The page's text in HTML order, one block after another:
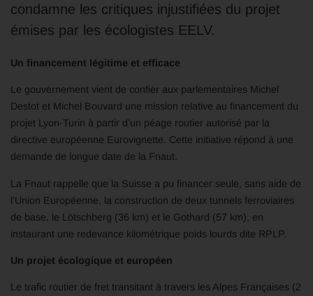
condamne les critiques injustifiées du projet
émises par les écologistes EELV.
Un financement légitime et efficace
Le gouvernement vient de confier aux parlementaires Michel
Destot et Michel Bouvard une mission relative au financement du
projet Lyon-Turin à partir d’un péage routier autorisé par la
directive européenne Eurovignette. Cette initiative répond à une
demande de longue date de la Fnaut.
La Fnaut rappelle que la Suisse a pu financer seule, sans aide de
l’Union Européenne, la construction de deux tunnels ferroviaires
de base, le Lötschberg (36 km) et le Gothard (57 km), en
instaurant une redevance kilométrique poids lourds dite RPLP.
Un projet écologique et européen
Le trafic routier de fret transitant à travers les Alpes Françaises (2